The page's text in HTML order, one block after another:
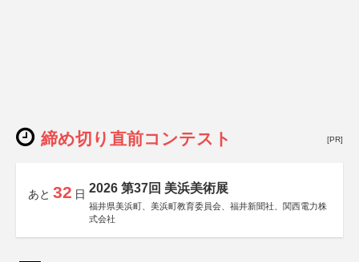
締め切り直前コンテスト [PR]
あと 32 日 2026 第37回 美浜美術展
福井県美浜町、美浜町教育委員会、福井新聞社、関西電力株
式会社